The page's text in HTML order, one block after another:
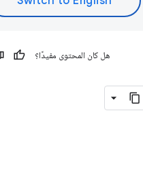
هل كان المحتوى مفيدًا؟